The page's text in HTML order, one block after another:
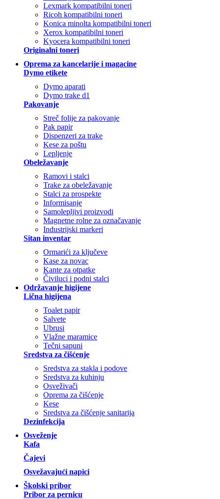
Lexmark kompatibilni toneri
Ricoh kompatibilni toneri
Konica minolta kompatibilni toneri
Xerox kompatibilni toneri
Kyocera kompatibilni toneri
Originalni toneri
Oprema za kancelarije i magacine
Dymo etikete
Dymo aparati
Dymo trake d1
Pakovanje
Streč folije za pakovanje
Pak papir
Dispenzeri za trake
Kese za poštu
Lepljenje
Obeležavanje
Ramovi i stalci
Trake za obeležavanje
Stalci za prospekte
Informisanje
Samolepljivi proizvodi
Magnetne rolne za označavanje
Industrijski markeri
Sitan inventar
Ormarići za ključeve
Kase za novac
Kante za otpatke
Čiviluci i podni stalci
Održavanje higijene
Lična higijena
Toalet papir
Salvete
Ubrusi
Vlažne maramice
Tečni sapuni
Sredstva za čišćenje
Sredstva za stakla i podove
Sredstva za kuhinju
Osveživači
Oprema za čišćenje
Kese
Sredstva za čišćenje sanitarija
Dezinfekcija
Osveženje
Kafa
Čajevi
Osvežavajući napici
Školski pribor
Pribor za pernicu